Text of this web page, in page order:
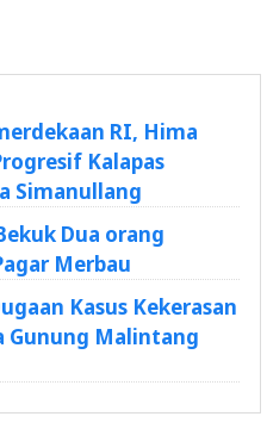
RI, Hima
Kalapas
Simanullang
Dua orang
Merbau
Kasus Kekerasan
Gunung Malintang